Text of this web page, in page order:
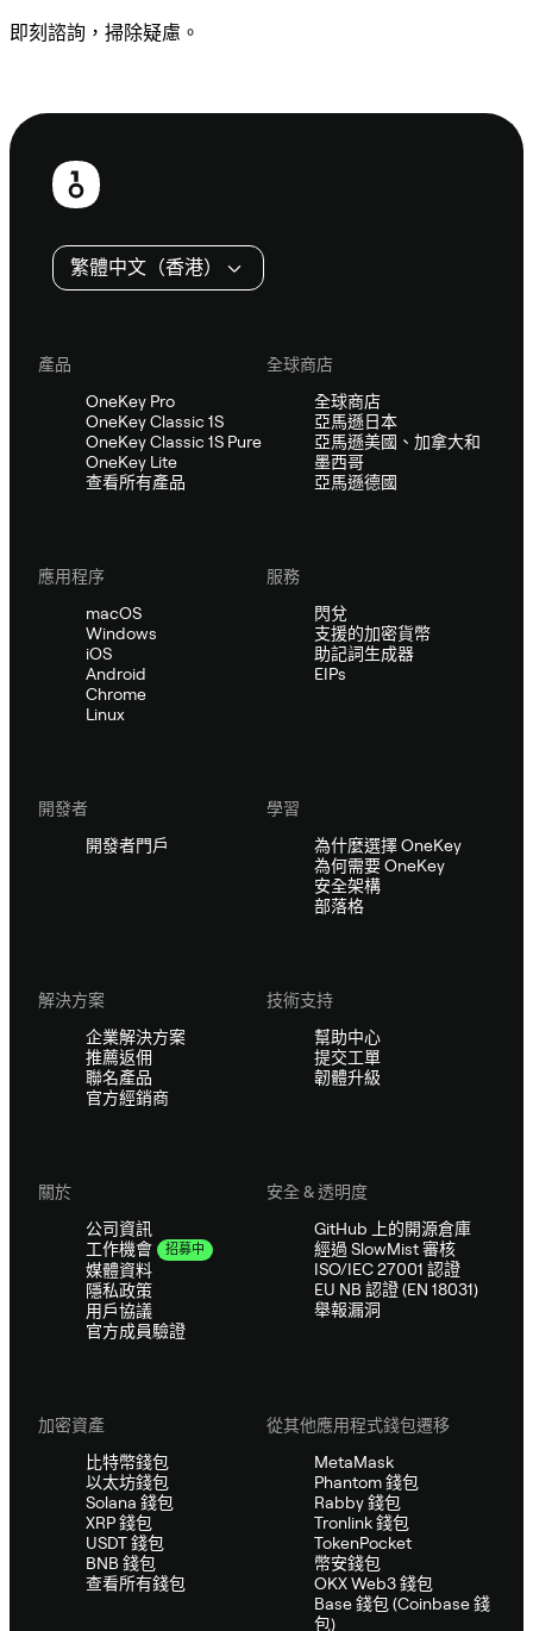
即刻諮詢，掃除疑慮。
頁
繁體中文（香港）
產品
OneKey Pro
OneKey Classic 1S
OneKey Classic 1S Pure
OneKey Lite
查看所有產品
全球商店
全球商店
亞馬遜日本
亞馬遜美國、加拿大和
墨西哥
亞馬遜德國
應用程序
macOS
Windows
iOS
Android
Chrome
Linux
服務
閃兌
支援的加密貨幣
助記詞生成器
EIPs
開發者
開發者門戶
學習
為什麼選擇 OneKey
為何需要 OneKey
安全架構
部落格
解決方案
企業解決方案
推薦返佣
聯名產品
官方經銷商
技術支持
幫助中心
提交工單
韌體升級
關於
公司資訊
工作機會
招募中
媒體資料
隱私政策
用戶協議
官方成員驗證
安全 & 透明度
GitHub 上的開源倉庫
經過 SlowMist 審核
ISO/IEC 27001 認證
EU NB 認證 (EN 18031)
舉報漏洞
加密資產
比特幣錢包
以太坊錢包
Solana 錢包
XRP 錢包
USDT 錢包
BNB 錢包
查看所有錢包
從其他應用程式錢包遷移
MetaMask
Phantom 錢包
Rabby 錢包
Tronlink 錢包
TokenPocket
幣安錢包
OKX Web3 錢包
Base 錢包 (Coinbase 錢
包)